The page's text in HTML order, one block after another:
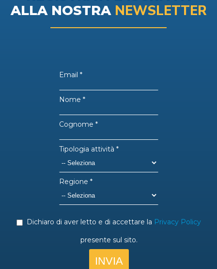
ALLA NOSTRA NEWSLETTER